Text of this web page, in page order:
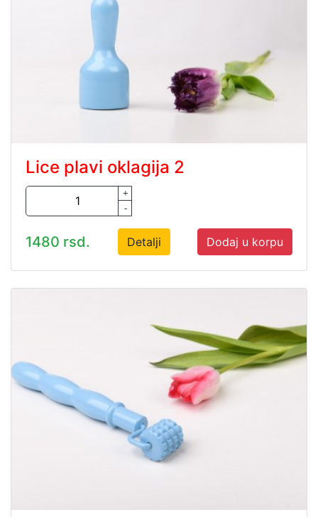
Lice plavi oklagija 2
+
-
1480 rsd. Detalji Dodaj u korpu